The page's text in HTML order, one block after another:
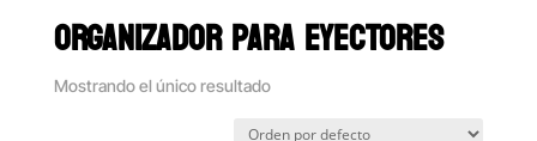
ORGANIZADOR PARA EYECTORES
Mostrando el único resultado